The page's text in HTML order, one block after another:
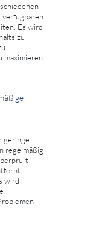
verfügbaren
Es wird
zu
maximieren
geringe
regelmäßig
wird